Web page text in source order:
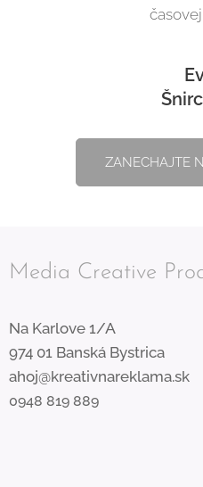
ZANECHAJTE
Media Creative
Na Karlove 1/A
974 01 Banská Bystrica
ahoj@kreativnareklama.sk
0948 819 889